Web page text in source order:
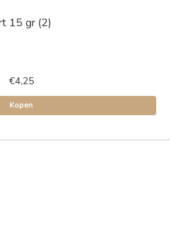
15 gr (2)
€4,25
Kopen